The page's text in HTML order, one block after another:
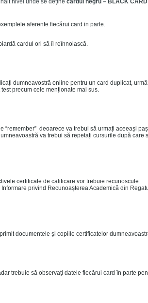
nivel unde se deține cardul negru – BLACK CARD
aferente fiecărui card in parte.
cardul ori să îl reînnoiască.
dumneavostră online pentru un card duplicat,
precum cele menționate mai sus.
“remember” deoarece va trebui să urmați aceeași
va trebui să repetați cursurile după care
certificate de calificare vor trebuie recunoscute
privind Recunoașterea Academică din
documentele și copiile certificatelor
trebuie să observați datele fiecărui card în parte